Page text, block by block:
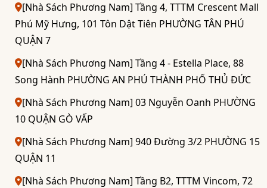
[Nhà Sách Phương Nam] Tầng 4, TTTM Crescent Mall
Phú Mỹ Hưng, 101 Tôn Dật Tiên PHƯỜNG TÂN PHÚ
QUẬN 7
[Nhà Sách Phương Nam] Tầng 4 - Estella Place, 88
Song Hành PHƯỜNG AN PHÚ THÀNH PHỐ THỦ ĐỨC
[Nhà Sách Phương Nam] 03 Nguyễn Oanh PHƯỜNG
10 QUẬN GÒ VẤP
[Nhà Sách Phương Nam] 940 Đường 3/2 PHƯỜNG 15
QUẬN 11
[Nhà Sách Phương Nam] Tầng B2, TTTM Vincom, 72